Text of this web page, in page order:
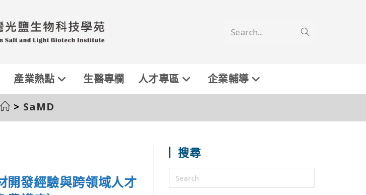
Search...
產業熱點 生醫專欄 人才專區 企業輔導
> SaMD
開發經驗與跨領域人才
搜尋